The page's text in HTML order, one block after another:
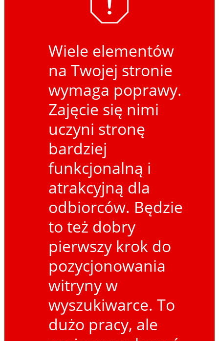
Wiele elementów
na Twojej stronie
wymaga poprawy.
Zajęcie się nimi
uczyni stronę
bardziej
funkcjonalną i
atrakcyjną dla
odbiorców. Będzie
to też dobry
pierwszy krok do
pozycjonowania
witryny w
wyszukiwarce. To
dużo pracy, ale